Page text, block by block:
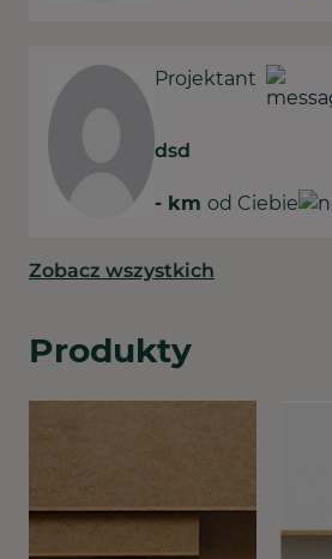
Projektant
dsd
- km od Ciebie
Zobacz wszystkich
Produkty